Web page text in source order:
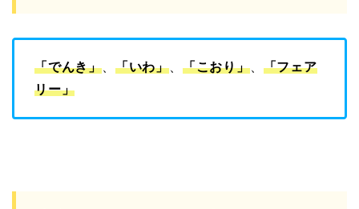
「でんき」 「いわ」 「こおり」、 「フェア
リー」